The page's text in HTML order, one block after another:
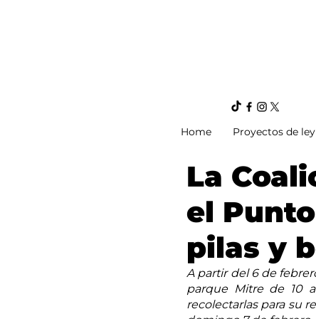
Home Proyectos de ley
La
el
pilas y
A partir del 6 de
parque Mitre de 10
recolectarlas para su